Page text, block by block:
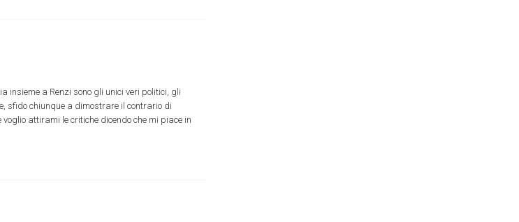
insieme a Renzi sono gli unici veri politici, gli
sfido chiunque a dimostrare il contrario di
attirami le critiche dicendo che mi piace in